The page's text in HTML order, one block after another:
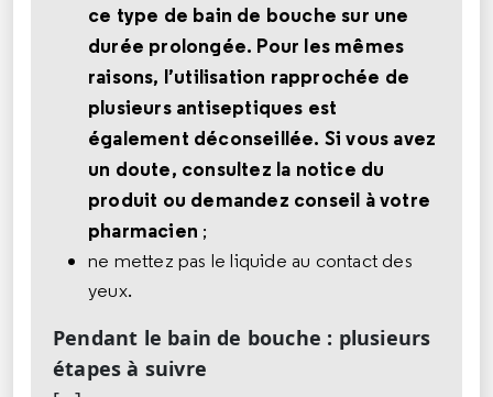
ce type de bain de bouche sur une
durée prolongée. Pour les mêmes
raisons, l’utilisation rapprochée de
plusieurs antiseptiques est
également déconseillée. Si vous avez
un doute, consultez la notice du
produit ou demandez conseil à votre
pharmacien ;
ne mettez pas le liquide au contact des
yeux.
Pendant le bain de bouche : plusieurs
étapes à suivre